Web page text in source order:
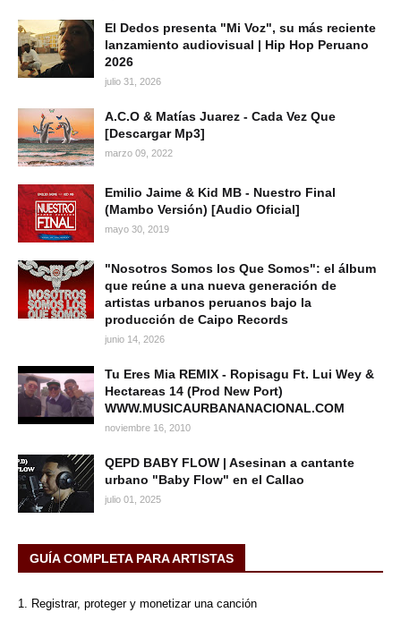
El Dedos presenta "Mi Voz", su más reciente
lanzamiento audiovisual | Hip Hop Peruano
2026
julio 31, 2026
A.C.O & Matías Juarez - Cada Vez Que
[Descargar Mp3]
marzo 09, 2022
Emilio Jaime & Kid MB - Nuestro Final
(Mambo Versión) [Audio Oficial]
mayo 30, 2019
"Nosotros Somos los Que Somos": el álbum
que reúne a una nueva generación de
artistas urbanos peruanos bajo la
producción de Caipo Records
junio 14, 2026
Tu Eres Mia REMIX - Ropisagu Ft. Lui Wey &
Hectareas 14 (Prod New Port)
WWW.MUSICAURBANANACIONAL.COM
noviembre 16, 2010
QEPD BABY FLOW | Asesinan a cantante
urbano "Baby Flow" en el Callao
julio 01, 2025
GUÍA COMPLETA PARA ARTISTAS
1. Registrar, proteger y monetizar una canción